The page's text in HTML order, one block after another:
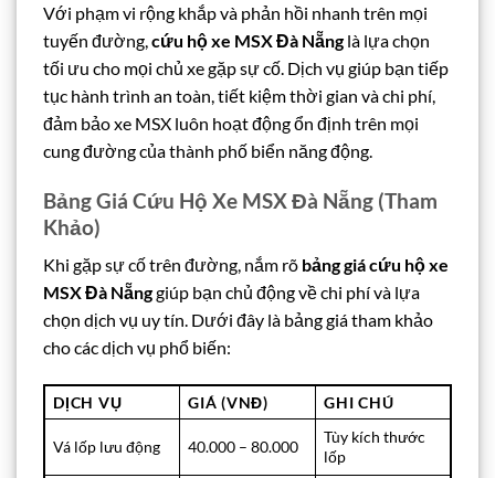
Với phạm vi rộng khắp và phản hồi nhanh trên mọi
tuyến đường, cứu hộ xe MSX Đà Nẵnglà lựa chọn
tối ưu cho mọi chủ xe gặp sự cố. Dịch vụ giúp bạn tiếp
tục hành trình an toàn, tiết kiệm thời gian và chi phí,
đảm bảo xe MSX luôn hoạt động ổn định trên mọi
cung đường của thành phố biển năng động.
Bảng Giá Cứu Hộ Xe MSX Đà Nẵng (Tham
Khảo)
Khi gặp sự cố trên đường, nắm rõ bảng giá cứu hộ xe
MSX Đà Nẵnggiúp bạn chủ động về chi phí và lựa
chọn dịch vụ uy tín. Dưới đây là bảng giá tham khảo
cho các dịch vụ phổ biến:
DỊCH VỤ GIÁ (VNĐ) GHI CHÚ
Vá lốp lưu động 40.000 – 80.000
Tùy kích thước
lốp